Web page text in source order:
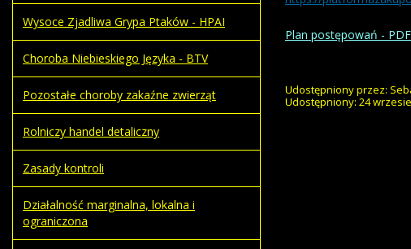
Plan postępowań - PDF
Udostępniony przez:
Udostępniony: 24
Wysoce Zjadliwa Grypa Ptaków - HPAI
Choroba Niebieskiego Języka - BTV
Pozostałe choroby zakaźne zwierząt
Rolniczy handel detaliczny
Zasady kontroli
Działalność marginalna, lokalna i
ograniczona